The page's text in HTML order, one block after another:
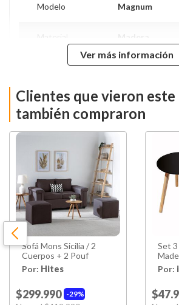
Modelo Magnum
180,4 Cm
Ancho 77,5 Cm
Peso
Puertas
Repisas 3
Hecho en
Garantía
Ver más información
Clientes que vieron
también compraron
Sofá Mons Sicilia / 2
Cuerpos + 2 Pouf
Por: Hites
29%
$299.990
Set
Por: